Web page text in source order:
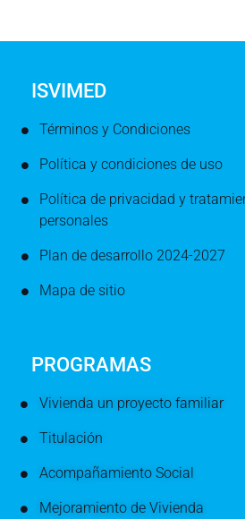
ISVIMED
Términos y Condiciones
Política y condiciones de uso
Política de privacidad y
personales
Plan de desarrollo 2024-2027
Mapa de sitio
PROGRAMAS
Vivienda un proyecto familiar
Titulación
Acompañamiento Social
Mejoramiento de Vivienda